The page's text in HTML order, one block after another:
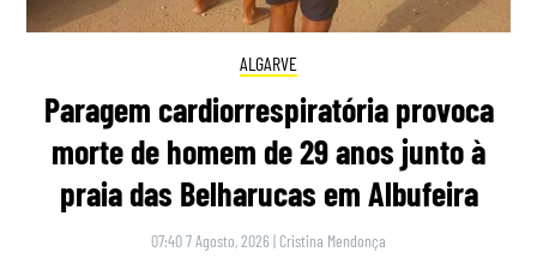
ALGARVE
Paragem cardiorrespiratória provoca
morte de homem de 29 anos junto à
praia das Belharucas em Albufeira
07:40 7 Agosto, 2026 | Cristina Mendonça